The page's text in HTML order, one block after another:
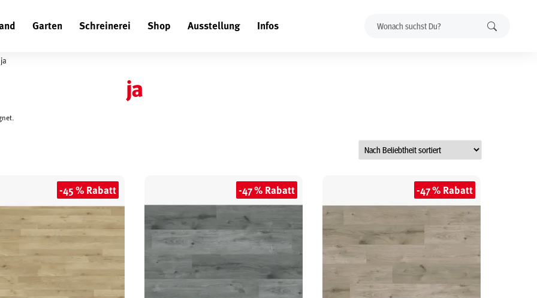
Garten Schreinerei Shop Ausstellung Infos
Suchen
ja
ja
-45 % Rabatt -47 % Rabatt -47 % Rabatt